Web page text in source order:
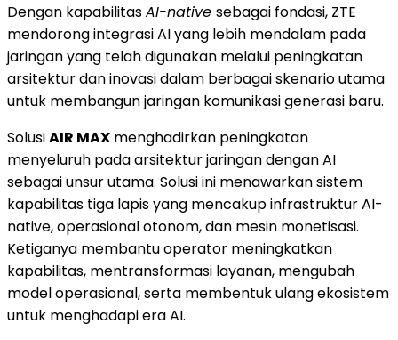
Dengan kapabilitasAI-native sebagai fondasi, ZTE
mendorong integrasi AI yang lebih mendalam pada
jaringan yang telah digunakan melalui peningkatan
arsitektur dan inovasi dalam berbagai skenario utama
untuk membangun jaringan komunikasi generasi baru.
SolusiAIR MAX menghadirkan peningkatan
menyeluruh pada arsitektur jaringan dengan AI
sebagai unsur utama. Solusi ini menawarkan sistem
kapabilitas tiga lapis yang mencakup infrastruktur AI-
native, operasional otonom, dan mesin monetisasi.
Ketiganya membantu operator meningkatkan
kapabilitas, mentransformasi layanan, mengubah
model operasional, serta membentuk ulang ekosistem
untuk menghadapi era AI.